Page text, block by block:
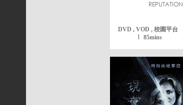
REPUTATION
DVD , VOD , 校園平台
85mins